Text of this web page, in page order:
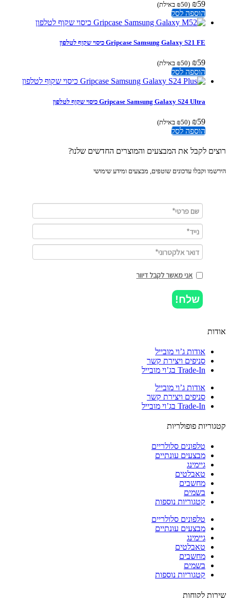
(
₪50 באילת)
הוספה לסל
Gripcase Samsung Galaxy S21 FE כיסוי שקוף לטלפון
(
₪50 באילת)
הוספה לסל
Gripcase Samsung Galaxy S24 Ultra כיסוי שקוף לטלפון
(
₪50 באילת)
הוספה לסל
לקבל את המבצעים והמוצרים החדשים שלנו?
וקבלו עדכונים שוטפים, מבצעים ומידע שימושי
אני מאשר לקבל דיוור
שלח!
אודות ג’וי מובייל
סניפים ויצירת קשר
Trade-In בג’וי מובייל
אודות ג’וי מובייל
סניפים ויצירת קשר
Trade-In בג’וי מובייל
פופולריות
טלפונים סלולריים
מבצעים עונתיים
גיימינג
טאבלטים
מחשבים
בשמים
קטגוריות נוספות
טלפונים סלולריים
מבצעים עונתיים
גיימינג
טאבלטים
מחשבים
בשמים
קטגוריות נוספות
לקוחות